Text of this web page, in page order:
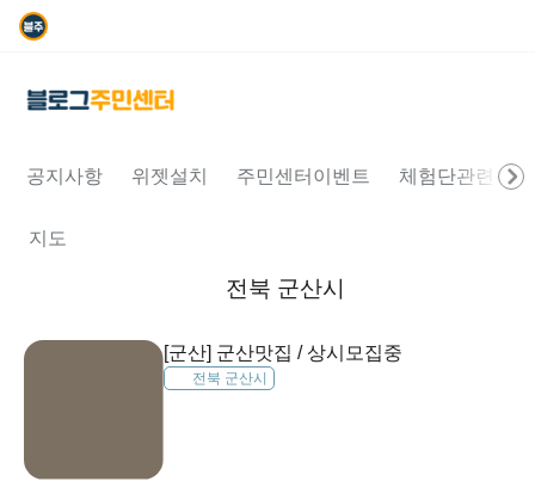
공지사항 위젯설치 주민센터이벤트 체험단관련문의
지도
전북 군산시
[군산] 군산맛집 / 상시모집중
전북 군산시